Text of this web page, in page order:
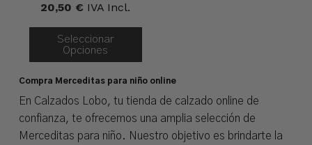
20,50 € IVA Incl.
Seleccionar
Opciones
Compra Merceditas para niño online
En Calzados Lobo, tu tienda de calzado online de
confianza, te ofrecemos una amplia selección de
Merceditas para niño. Nuestro objetivo es brindarte la